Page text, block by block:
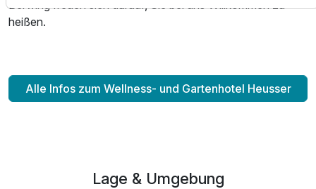
Berwing freuen sich darauf, Sie bei uns Willkommen zu
heißen.
Alle Infos zum Wellness- und Gartenhotel Heusser
Lage & Umgebung